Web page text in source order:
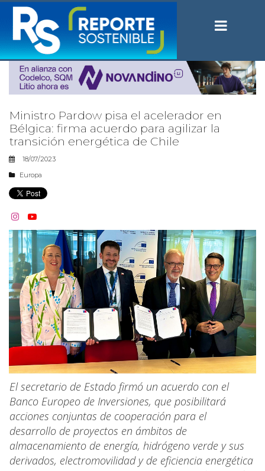
Ministro Pardow pisa el acelerador en
Bélgica: firma acuerdo para agilizar la
transición energética de Chile
18/07/2023
Europa
 
El secretario de Estado firmó un acuerdo con el
Banco Europeo de Inversiones, que posibilitará
acciones conjuntas de cooperación para el
desarrollo de proyectos en ámbitos de
almacenamiento de energía, hidrógeno verde y sus
derivados, electromovilidad y de eficiencia energética